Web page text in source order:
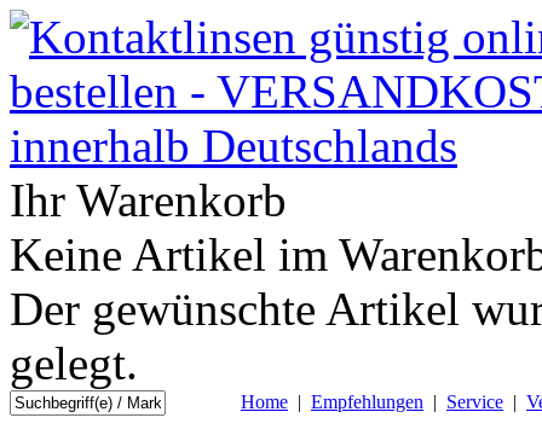
Ihr Warenkorb
Keine Artikel im
Der gewünschte Artikel
gelegt.
Home | Empfehlungen | Service |